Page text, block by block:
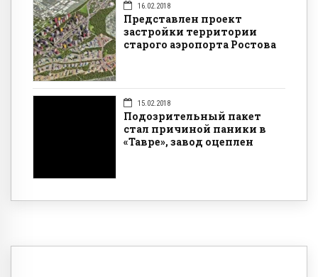
16.02.2018
Представлен проект
застройки территории
старого аэропорта Ростова
15.02.2018
Подозрительный пакет
стал причиной паники в
«Тавре», завод оцеплен